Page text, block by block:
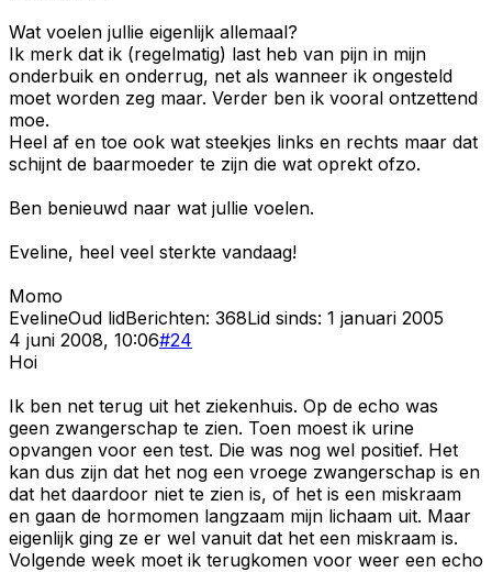
Wat voelen jullie eigenlijk allemaal?
Ik merk dat ik (regelmatig) last heb van pijn in mijn
onderbuik en onderrug, net als wanneer ik ongesteld
moet worden zeg maar. Verder ben ik vooral ontzettend
moe.
Heel af en toe ook wat steekjes links en rechts maar dat
schijnt de baarmoeder te zijn die wat oprekt ofzo.
Ben benieuwd naar wat jullie voelen.
Eveline, heel veel sterkte vandaag!
Momo
EvelineOud lidBerichten: 368Lid sinds: 1 januari 2005
4 juni 2008, 10:06#24
Hoi
Ik ben net terug uit het ziekenhuis. Op de echo was
geen zwangerschap te zien. Toen moest ik urine
opvangen voor een test. Die was nog wel positief. Het
kan dus zijn dat het nog een vroege zwangerschap is en
dat het daardoor niet te zien is, of het is een miskraam
en gaan de hormomen langzaam mijn lichaam uit. Maar
eigenlijk ging ze er wel vanuit dat het een miskraam is.
Volgende week moet ik terugkomen voor weer een echo